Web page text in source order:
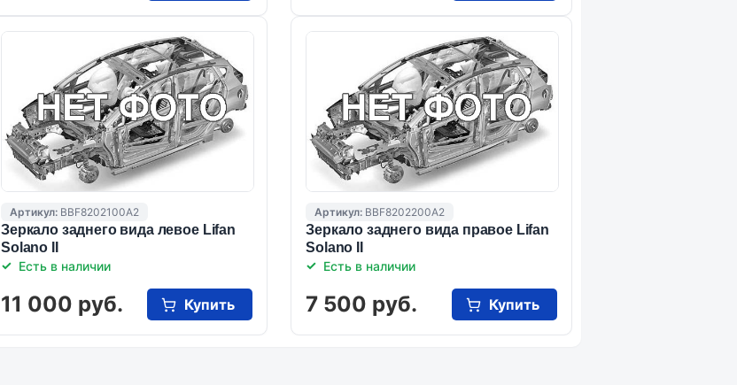
Артикул: BBF8202100A2
Зеркало заднего вида левое Lifan
Solano II
Есть в наличии
11 000 руб. Купить
Артикул: BBF8202200A2
Зеркало заднего вида правое Lifan
Solano II
Есть в наличии
7 500 руб. Купить